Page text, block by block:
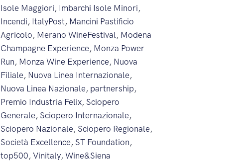
Isole Maggiori, Imbarchi Isole Minori,
Incendi, ItalyPost, Mancini Pastificio
Agricolo, Merano WineFestival , Modena
Champagne Experience, Monza Power
Run, Monza Wine Experience, Nuova
Filiale, Nuova Linea Internazionale,
Nuova Linea Nazionale, partnership,
Premio Industria Felix, Sciopero
Generale, Sciopero Internazionale,
Sciopero Nazionale, Sciopero Regionale,
Società Excellence, ST Foundation,
top500,Vinitaly,Wine&Siena